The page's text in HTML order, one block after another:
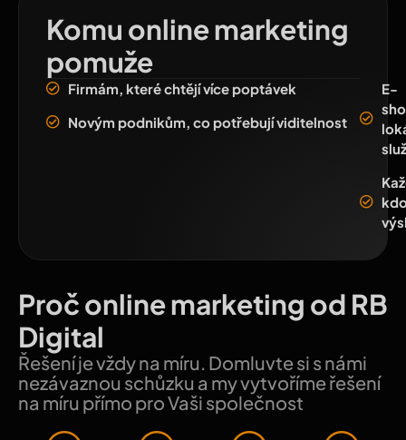
Komu online marketing
pomuže
Firmám, které chtějí více poptávek
Novým podnikům, co potřebují viditelnost
E-
Proč online marketing od RB
Digital
Řešení je vždy na míru. Domluvte si s námi
nezávaznou schůzku a my vytvoříme řešení
na míru přímo pro Vaši společnost